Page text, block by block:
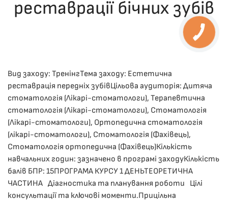
реставрації бічних зубів
. ОПУБЛІКОВАНО
Вид заходу: ТренінгТема заходу: Естетична
реставрація передніх зубівЦільова аудиторія: Дитяча
стоматологія (Лікарі-стоматологи), Терапевтична
стоматологія (Лікарі-стоматологи), Стоматологія
(Лікарі-стоматологи), Ортопедична стоматологія
(лікарі-стоматологи), Стоматологія (Фахівець),
Стоматологія ортопедична (Фахівець)Кількість
навчальних годин: зазначено в програмі заходуКількість
балів БПР: 15ПРОГРАМА КУРСУ 1 ДЕНЬТЕОРЕТИЧНА
ЧАСТИНА Діагностика та планування роботи Цілі
консультації та ключові моменти.Прицільна